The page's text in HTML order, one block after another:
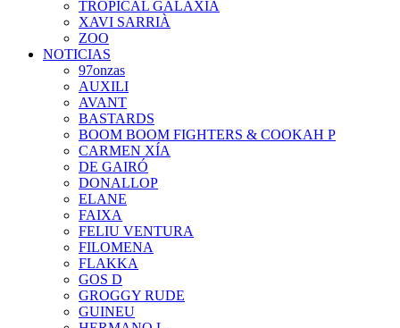
TROPICAL GALAXIA
XAVI SARRIÀ
ZOO
NOTICIAS
97onzas
AUXILI
AVANT
BASTARDS
BOOM BOOM FIGHTERS & COOKAH P
CARMEN XÍA
DE GAIRÓ
DONALLOP
ELANE
FAIXA
FELIU VENTURA
FILOMENA
FLAKKA
GOS D
GROGGY RUDE
GUINEU